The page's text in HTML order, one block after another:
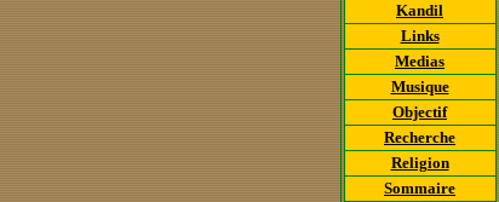
Kandil
Links
Medias
Musique
Objectif
Recherche
Religion
Sommaire